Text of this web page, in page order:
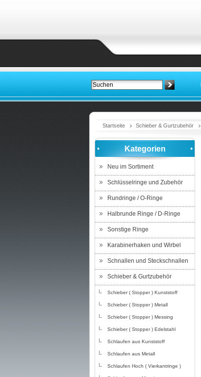
Startseite Schieber & Gurtzubehör
Kategorien
Neu im Sortiment
Schlüsselringe und Zubehör
Rundringe / O-Ringe
Halbrunde Ringe / D-Ringe
Sonstige Ringe
Karabinerhaken und Wirbel
Schnallen und Steckschnallen
Schieber & Gurtzubehör
Schieber ( Stopper ) Kunststoff
Schieber ( Stopper ) Metall
Schieber ( Stopper ) Messing
Schieber ( Stopper ) Edelstahl
Schlaufen aus Kunststoff
Schlaufen aus Metall
Schlaufen Hoch ( Vierkantringe )